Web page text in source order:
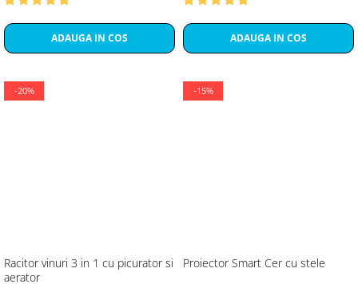
ADAUGA IN COS ADAUGA IN COS
-20%
Racitor vinuri 3 in 1 cu picurator si
aerator
-15%
Proiector Smart Cer cu stele